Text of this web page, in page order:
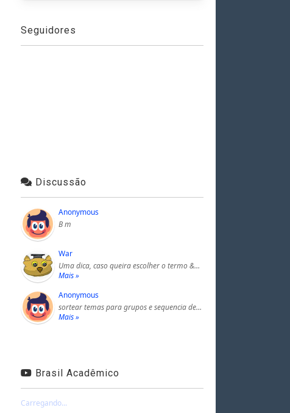
Seguidores
Discussão
Anonymous
B m
War
Uma dica, caso queira escolher o termo &…
Mais »
Anonymous
sortear temas para grupos e sequencia de…
Mais »
Brasil Acadêmico
Carregando...